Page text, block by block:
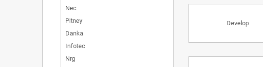
Nec
Pitney
Danka
Infotec
Nrg
Develop